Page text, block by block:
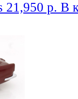
21,950 р. В